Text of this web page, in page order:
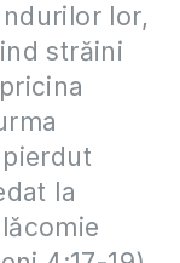
lor,
străini
la